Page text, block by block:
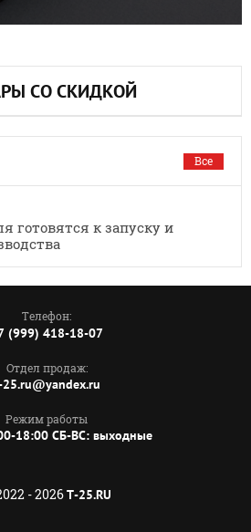
СО СКИДКОЙ
Все
готовятся к запуску и
Телефон:
(999) 418-18-07
Отдел продаж:
Режим работы
18:00 СБ-ВС: выходные
- 2026T-25.RU